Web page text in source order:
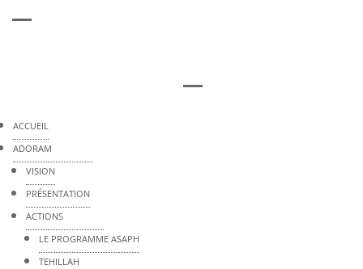
ACCUEIL
ADORAM
VISION
PRÉSENTATION
ACTIONS
LE PROGRAMME ASAPH
TEHILLAH